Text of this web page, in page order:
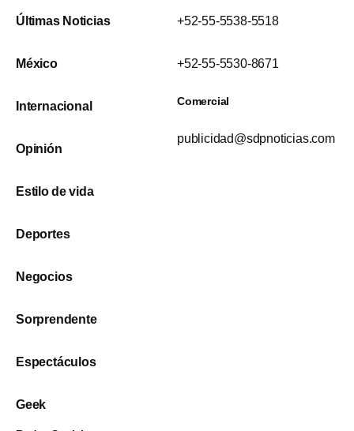
Últimas Noticias
México
Internacional
Opinión
Estilo de vida
Deportes
Negocios
Sorprendente
Espectáculos
Geek
+52-55-5538-5518
+52-55-5530-8671
Comercial
publicidad@sdpnoticias.com